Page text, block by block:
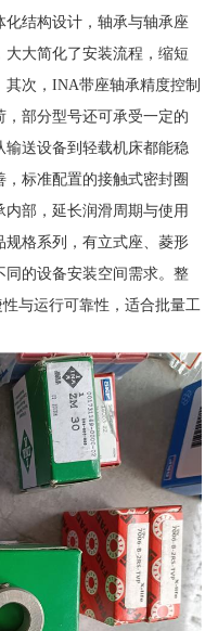
结构设计，轴承与轴承座
大简化了安装流程，缩短
次，INA带座轴承精度控制
部分型号还可承受一定的
送设备到轻载机床都能稳
标准配置的接触式密封圈
部，延长润滑周期与使用
格系列，有立式座、菱形
的设备安装空间需求。整
与运行可靠性，适合批量工